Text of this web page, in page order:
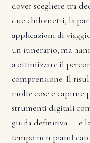
dover scegliere tra
due chilometri, la
applicazioni di
un itinerario, ma
a ottimizzare il
comprensione. Il
molte cose e capirne
strumenti digitali
guida definitiva — e
tempo non